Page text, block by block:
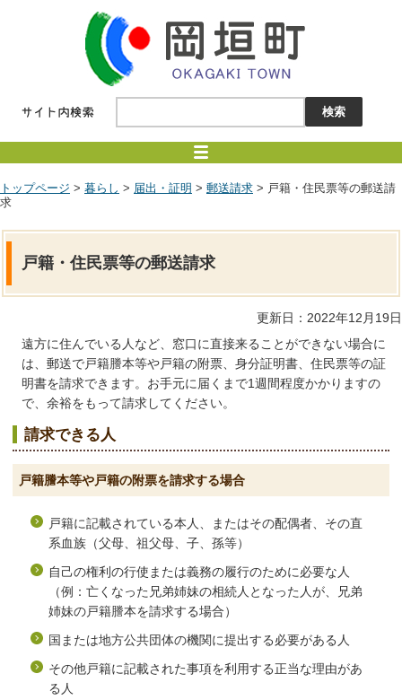
トップページ > 暮らし > 届出・証明 > 郵送請求 > 戸籍・住民票等の郵送請
求
戸籍・住民票等の郵送請求
更新日：2022年12月19日
遠方に住んでいる人など、窓口に直接来ることができない場合に
は、郵送で戸籍謄本等や戸籍の附票、身分証明書、住民票等の証
明書を請求できます。お手元に届くまで1週間程度かかりますの
で、余裕をもって請求してください。
請求できる人
戸籍謄本等や戸籍の附票を請求する場合
戸籍に記載されている本人、またはその配偶者、その直
系血族（父母、祖父母、子、孫等）
自己の権利の行使または義務の履行のために必要な人
（例：亡くなった兄弟姉妹の相続人となった人が、兄弟
姉妹の戸籍謄本を請求する場合）
国または地方公共団体の機関に提出する必要がある人
その他戸籍に記載された事項を利用する正当な理由があ
る人